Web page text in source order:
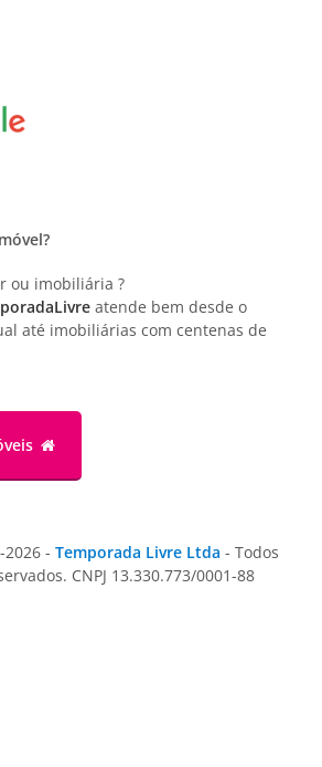
ou imobiliária ?
atende bem desde o
até imobiliárias com centenas de
- Temporada Livre Ltda - Todos
CNPJ 13.330.773/0001-88